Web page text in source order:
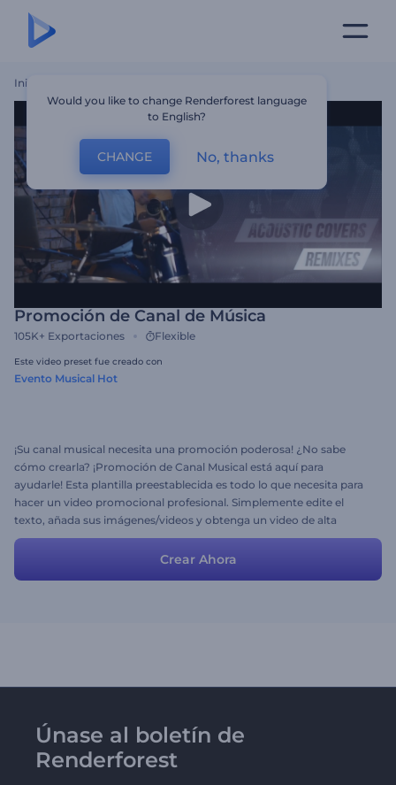
Inicio
Promoción de Canal de Música
105K+ Exportaciones Flexible
Este video preset fue creado con
Evento Musical Hot
¡Su canal musical necesita una promoción poderosa! ¿No sabe
cómo crearla? ¡Promoción de Canal Musical está aquí para
ayudarle! Esta plantilla preestablecida es todo lo que necesita para
hacer un video promocional profesional. Simplemente edite el
texto, añada sus imágenes/videos y obtenga un video de alta
calidad en minutos. ¡Atraiga a su audiencia y propague su música
con Promoción de Canal Musical!Crear Ahora
Únase al boletín de
Renderforest
Would you like to change Renderforest language
to English?
CHANGE No, thanks